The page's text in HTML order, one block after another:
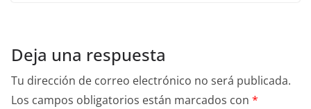
Deja una respuesta
Tu dirección de correo electrónico no será publicada.
Los campos obligatorios están marcados con *